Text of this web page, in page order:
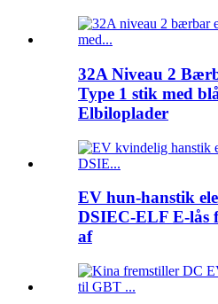
32A Niveau 2
Type 1 stik med
Elbiloplader
EV hun-hanstik
DSIEC-ELF E-lås
af